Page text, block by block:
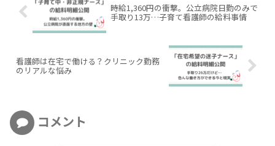
時給1,360円の衝撃。公立病院日勤のみで
手取り13万…子育て看護師の給料事情
看護師は在宅で働ける？クリニック勤務
のリアルな悩み
コメント